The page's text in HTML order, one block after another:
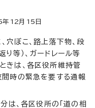
年 12月 15 日
穴ぼこ、路上落下物、段
り等）、ガードレール等
きは、各区役所維持管
間時の緊急を要する通報
、各区役所の「道の相